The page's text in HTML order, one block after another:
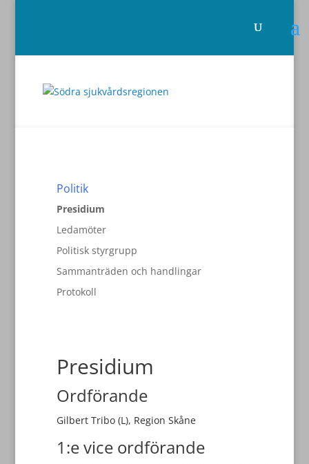
Politik
Presidium
Ledamöter
Politisk styrgrupp
Sammanträden och handlingar
Protokoll
Presidium
Ordförande
Gilbert Tribo (L), Region Skåne
1:e vice ordförande